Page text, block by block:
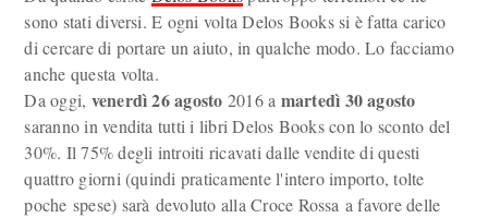
sono stati diversi. E ogni volta Delos Books si è fatta carico
di cercare di portare un aiuto, in qualche modo. Lo facciamo
anche questa volta.
Da oggi, venerdì 26 agosto 2016 a martedì 30 agosto
saranno in vendita tutti i libri Delos Books con lo sconto del
30%. Il 75% degli introiti ricavati dalle vendite di questi
quattro giorni (quindi praticamente l'intero importo, tolte
poche spese) sarà devoluto alla Croce Rossa a favore delle